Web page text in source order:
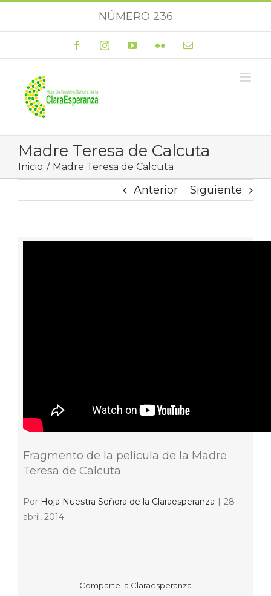
NÚMERO 236
FacebookInstagramYouTubeFlickr Correo
Madre Teresa de Calcuta
Inicio Madre Teresa de Calcuta
Anterior Siguiente
Fragmento de la película de la Madre
Teresa de Calcuta
Por Hoja Nuestra Señora de la Claraesperanza
28
abril, 2014
Comparte la Claraesperanza